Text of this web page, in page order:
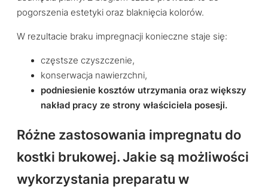
pogorszenia estetyki oraz blaknięcia kolorów.
W rezultacie braku impregnacji konieczne staje się:
częstsze czyszczenie,
konserwacja nawierzchni,
podniesienie kosztów utrzymania oraz większy
nakład pracy ze strony właściciela posesji.
Różne zastosowania impregnatu do
kostki brukowej. Jakie są możliwości
wykorzystania preparatu w